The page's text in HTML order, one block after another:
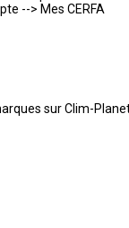
--> Mes CERFA
sur Clim-